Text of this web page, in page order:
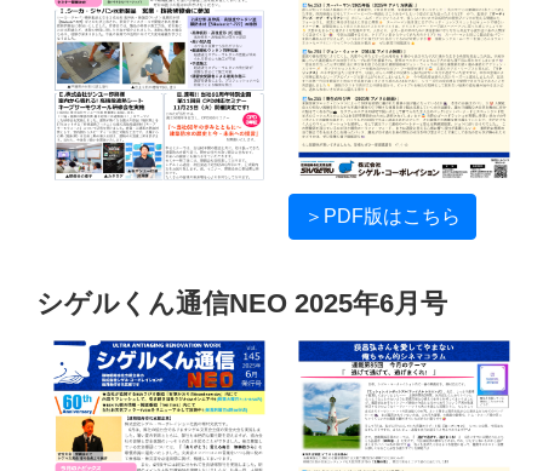
＞PDF版はこちら
シゲルくん通信NEO 2025年6月号